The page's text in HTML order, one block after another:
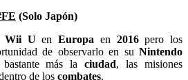
(Solo Japón)
Wii U enEuropa en 2016pero los
de observarlo en su Nintendo
más laciudad, las misiones
de los combates.